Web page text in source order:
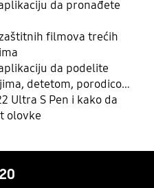
da pronađete
filmova trećih
da podelite
detetom, porodicom
Ultra S Pen i kako da
olovke